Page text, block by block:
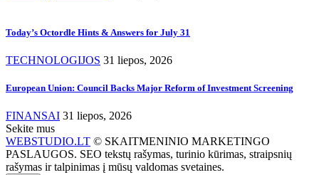
Today’s Octordle Hints & Answers for July 31
TECHNOLOGIJOS 31 liepos, 2026
European Union: Council Backs Major Reform of Investment Screening
FINANSAI 31 liepos, 2026
Sekite mus
WEBSTUDIO.LT © SKAITMENINIO MARKETINGO
PASLAUGOS. SEO tekstų rašymas, turinio kūrimas, straipsnių
rašymas ir talpinimas į mūsų valdomas svetaines.